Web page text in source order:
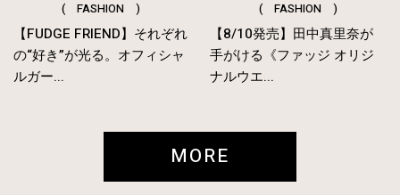
( FASHION )
【FUDGE FRIEND】それぞれ
の“好き”が光る。オフィシャ
ルガー...
( FASHION )
【8/10発売】田中真里奈が
手がける《ファッジ オリジ
ナルウエ...
MORE